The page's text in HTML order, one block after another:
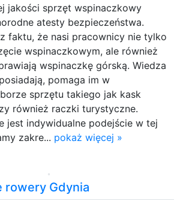
jakości sprzęt wspinaczkowy
atesty bezpieczeństwa.
faktu, że nasi pracownicy nie tylko
wspinaczkowym, ale również
wspinaczkę górską. Wiedza
pomaga im w
sprzętu takiego jak kask
również raczki turystyczne.
jest indywidualne podejście w tej
zakre... pokaż więcej »
rowery Gdynia